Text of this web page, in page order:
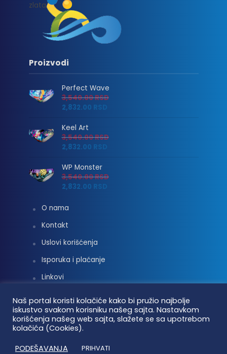
Proizvodi
Perfect Wave
3,540.00RSD
2,832.00 RSD
Keel Art
3,540.00RSD
2,832.00 RSD
WP Monster
3,540.00RSD
2,832.00 RSD
O nama
Kontakt
Uslovi korišćenja
Isporuka i plaćanje
Linkovi
Vaterpolo vesti © 2026. Sva prava zadržana.
Naš portal koristi kolačiće kako bi pružio najbolje
iskustvo svakom korisniku našeg sajta. Nastavkom
korišćenja našeg web sajta, slažete se sa upotrebom
kolačića (Cookies).
PODEŠAVANJA
PRIHVATI